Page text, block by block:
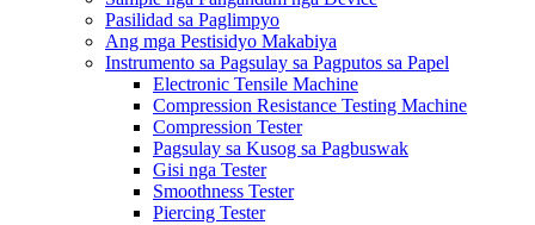
Pasilidad sa Paglimpyo
Ang mga Pestisidyo Makabiya
Instrumento sa Pagsulay sa Pagputos sa Papel
Electronic Tensile Machine
Compression Resistance Testing Machine
Compression Tester
Pagsulay sa Kusog sa Pagbuswak
Gisi nga Tester
Smoothness Tester
Piercing Tester